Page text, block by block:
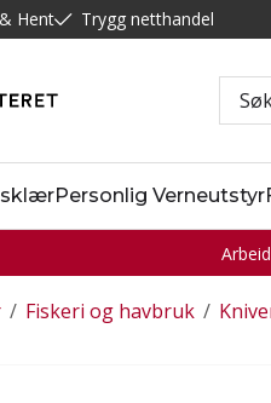
Hent Trygg netthandel
Personlig Verneutstyr
/ /
Fiskeri og havbruk